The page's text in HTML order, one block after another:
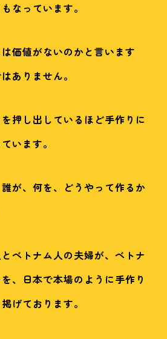
なっています。
価値がないのかと言います
ありません。
押し出しているほど手作りに
います。
誰が、何を、どうやって作るか
ベトナム人の夫婦が、ベトナ
、日本で本場のように手作り
げております。